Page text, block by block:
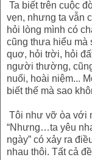
Ta biết trên cuộc
vẹn, nhưng ta vẫn
hỏi lòng mình có
cũng thưa hiểu mà
quơ, hỏi trời, hỏi
người thường,
nuối, hoài niệm...
biết thế mà sao
Tôi như vỡ òa với
“Nhưng…ta yêu
ngày” có xảy ra
nhau thôi. Tất cả